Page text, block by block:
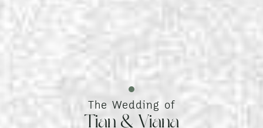
The Wedding of
Tian & Viana